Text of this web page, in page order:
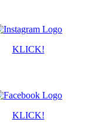
KLICK!
KLICK!